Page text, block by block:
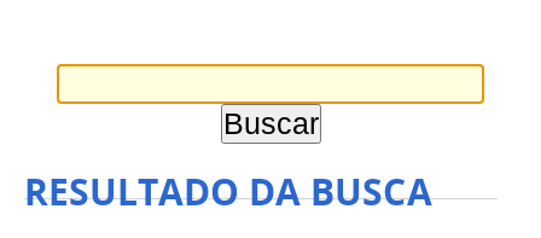
RESULTADO DA BUSCA